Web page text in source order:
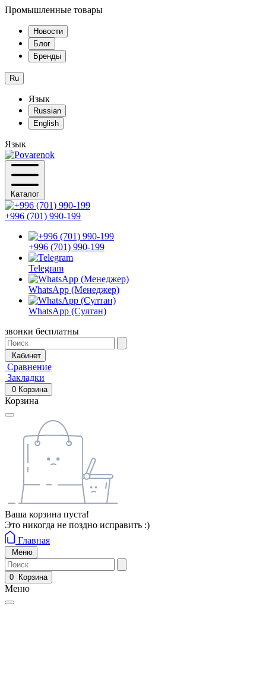
Промышленные товары
Новости
Блог
Бренды
Ru
Язык
Russian
English
Язык
Каталог
+996 (701) 990-199
+996 (701) 990-199
Telegram
WhatsApp (Менеджер)
WhatsApp (Султан)
звонки бесплатны
Кабинет
Сравнение
Закладки
0 Корзина
Корзина
Ваша корзина пуста!
Это никогда не поздно исправить :)
Главная
Меню
0 Корзина
Меню